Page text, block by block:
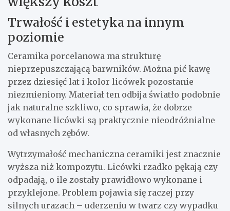
Trwałość i estetyka na innym
poziomie
Ceramika porcelanowa ma strukturę
nieprzepuszczającą barwników. Można pić kawę
przez dziesięć lat i kolor licówek pozostanie
niezmieniony. Materiał ten odbija światło podobnie
jak naturalne szkliwo, co sprawia, że dobrze
wykonane licówki są praktycznie nieodróżnialne
od własnych zębów.
Wytrzymałość mechaniczna ceramiki jest znacznie
wyższa niż kompozytu. Licówki rzadko pękają czy
odpadają, o ile zostały prawidłowo wykonane i
przyklejone. Problem pojawia się raczej przy
silnych urazach – uderzeniu w twarz czy wypadku